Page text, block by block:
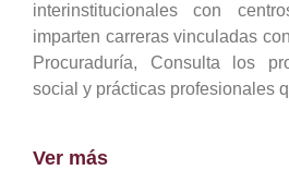
interinstitucionales con
imparten carreras vinculadas
Procuraduría, Consulta los
social y prácticas profesionales
Ver más